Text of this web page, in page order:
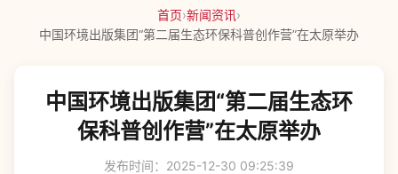
首页›新闻资讯›
中国环境出版集团“第二届生态环保科普创作营”在太原举办
中国环境出版集团“第二届生态环
保科普创作营”在太原举办
发布时间：2025-12-30 09:25:39